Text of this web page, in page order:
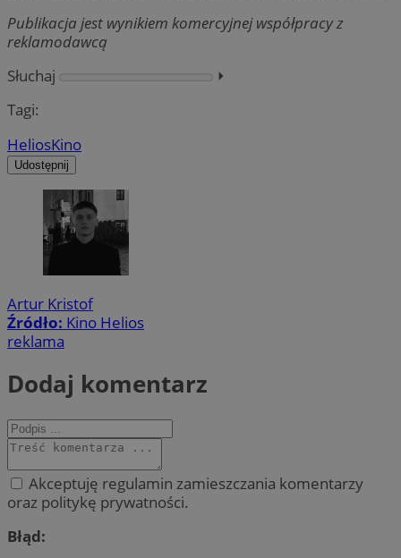
Publikacja jest wynikiem komercyjnej współpracy z
reklamodawcą
Słuchaj
⏵︎
Tagi:
HeliosKino
Udostępnij
Artur Kristof
Źródło: Kino Helios
reklama
Dodaj komentarz
Akceptuję regulamin zamieszczania komentarzy
oraz politykę prywatności.
Błąd: